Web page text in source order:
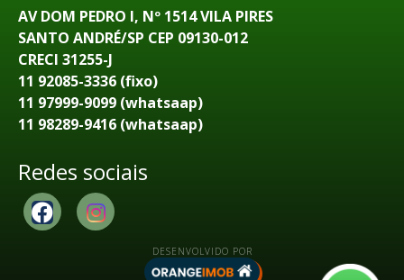
AV DOM PEDRO I, Nº 1514 VILA PIRES
SANTO ANDRÉ/SP CEP 09130-012
CRECI 31255-J
11 92085-3336 (fixo)
11 97999-9099 (whatsaap)
11 98289-9416 (whatsaap)
Redes sociais
DESENVOLVIDO POR